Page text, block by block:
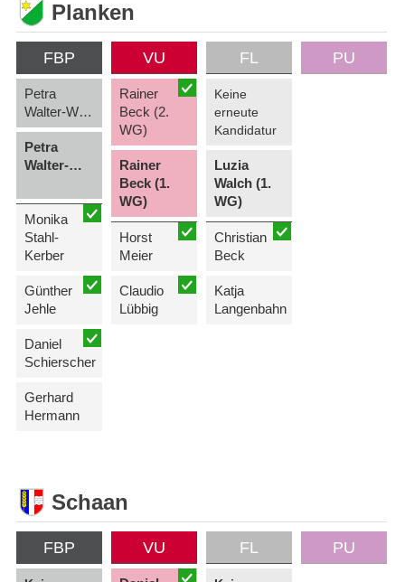
Planken
FBP
Petra
Walter-Wenzel (2. WG)
Petra
Walter-Wenzel (1. WG)
Monika
Stahl-
Kerber
Günther
Jehle
Daniel
Schierscher
Gerhard
Hermann
VU
Rainer
Beck (2.
WG)
Rainer
Beck (1.
WG)
Horst
Meier
Claudio
Lübbig
FL
Keine
erneute
Kandidatur
Luzia
Walch (1.
WG)
Christian
Beck
Katja
Langenbahn
PU
Schaan
FBP VU FL PU